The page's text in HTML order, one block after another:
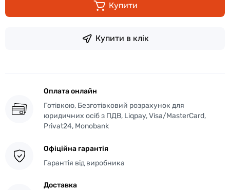
Купити
Купити в клік
Оплата онлайн
Готівкою, Безготівковий розрахунок для
юридичних осіб з ПДВ, Liqpay, Visa/MasterCard,
Privat24, Monobank
Офіційна гарантія
Гарантія від виробника
Доставка